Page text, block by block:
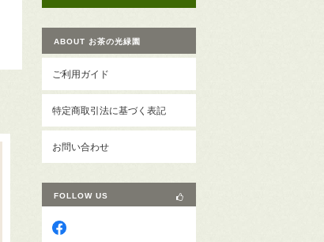
ABOUT お茶の光緑園
ご利用ガイド
特定商取引法に基づく表記
お問い合わせ
FOLLOW US